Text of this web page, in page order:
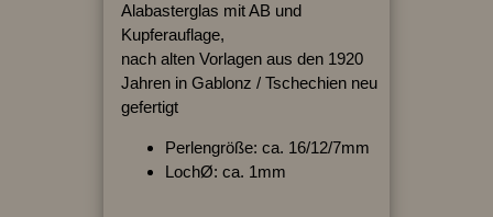
Alabasterglas mit AB und
Kupferauflage,
nach alten Vorlagen aus den 1920
Jahren in Gablonz / Tschechien neu
gefertigt
Perlengröße: ca. 16/12/7mm
LochØ: ca. 1mm